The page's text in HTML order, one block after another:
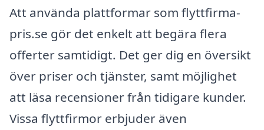
Att använda plattformar som flyttfirma-
pris.se gör det enkelt att begära flera
offerter samtidigt. Det ger dig en översikt
över priser och tjänster, samt möjlighet
att läsa recensioner från tidigare kunder.
Vissa flyttfirmor erbjuder även